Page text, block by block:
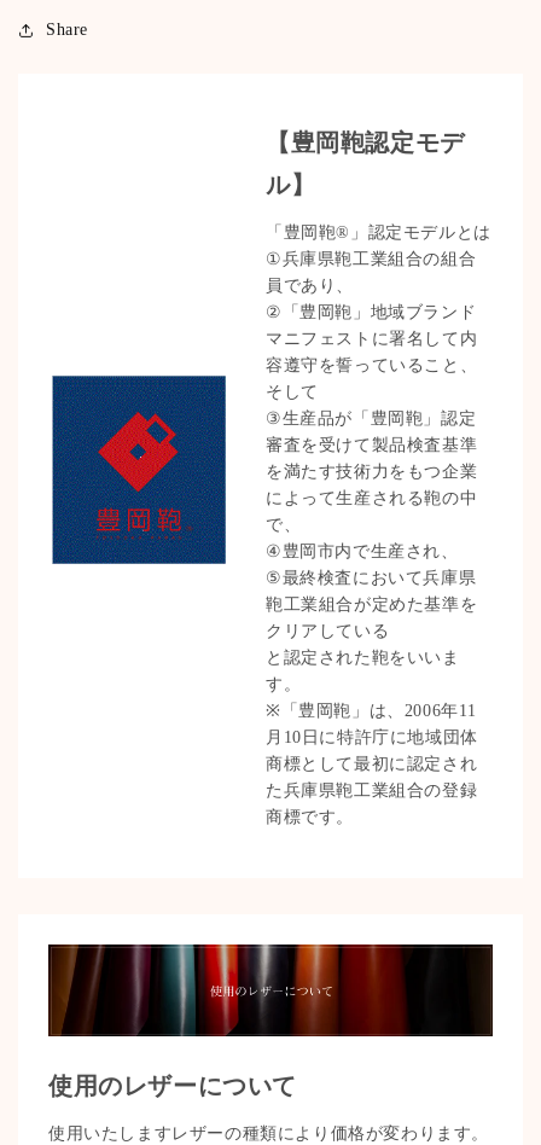
Share
【豊岡鞄認定モデ
ル】
「豊岡鞄®」認定モデルとは
①兵庫県鞄工業組合の組合
員であり、
②「豊岡鞄」地域ブランド
マニフェストに署名して内
容遵守を誓っていること、
そして
③生産品が「豊岡鞄」認定
審査を受けて製品検査基準
を満たす技術力をもつ企業
によって生産される鞄の中
で、
④豊岡市内で生産され、
⑤最終検査において兵庫県
鞄工業組合が定めた基準を
クリアしている
と認定された鞄をいいま
す。
※「豊岡鞄」は、2006年11
月10日に特許庁に地域団体
商標として最初に認定され
た兵庫県鞄工業組合の登録
商標です。
使用のレザーについて
使用いたしますレザーの種類により価格が変わります。